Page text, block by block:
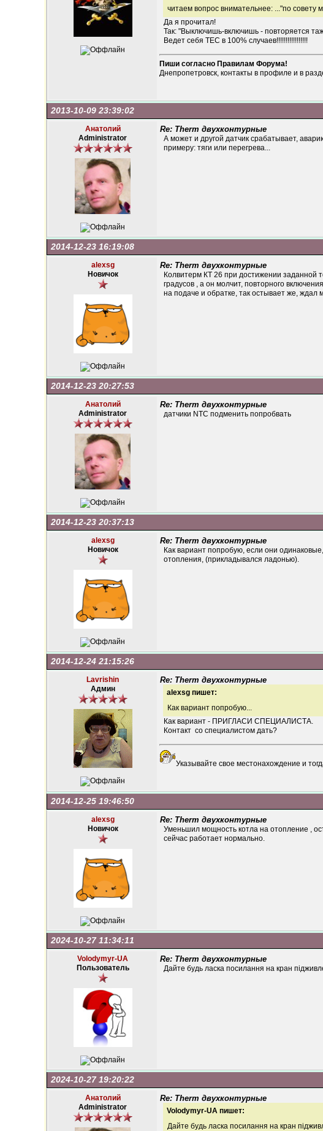
читаем вопрос внимательнее: ..."по совету
Да я прочитал!
Так: "Выключишь-включишь - повторяется
Ведет себя ТЕС в 100% случаев!!!!!!!!!!!!!!!!!
Пиши согласно Правилам Форума!
Днепропетровск, контакты в профиле и в
2013-10-09 23:39:02
Анатолий
Administrator
Re: Therm двухконтурные
А может и другой датчик срабатывает,
примеру: тяги или перегрева...
2014-12-23 16:19:08
alexsg
Новичок
Re: Therm двухконтурные
Колвитерм КТ 26 при достижении заданной
градусов , а он молчит, повторного
на подаче и обратке, так остывает же, ждал
2014-12-23 20:27:53
Анатолий
Administrator
Re: Therm двухконтурные
датчики NTC подменить попробвать
2014-12-23 20:37:13
alexsg
Новичок
Re: Therm двухконтурные
Как вариант попробую, если они
отопления, (прикладывался ладонью).
2014-12-24 21:15:26
Lavrishin
Админ
Re: Therm двухконтурные
alexsg пишет:
Как вариант попробую...
Как вариант - ПРИГЛАСИ СПЕЦИАЛИСТА.
Контакт со специалистом дать?
Указывайте свое местонахождение и
2014-12-25 19:46:50
alexsg
Новичок
Re: Therm двухконтурные
Уменьшил мощность котла на отопление ,
сейчас работает нормально.
2024-10-27 11:34:11
Volodymyr-UA
Пользователь
Re: Therm двухконтурные
Дайте будь ласка посилання на кран
2024-10-27 19:20:22
Анатолий
Administrator
Re: Therm двухконтурные
Volodymyr-UA пишет:
Дайте будь ласка посилання на кран